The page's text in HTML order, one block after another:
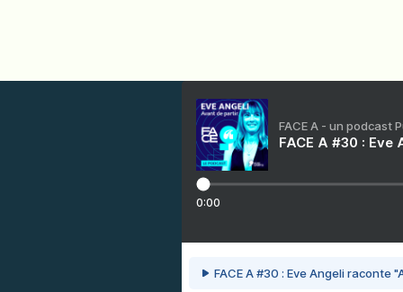
FACE A - un podcast
FACE A #30 :
0:00
FACE A #30 : Eve Angeli raconte